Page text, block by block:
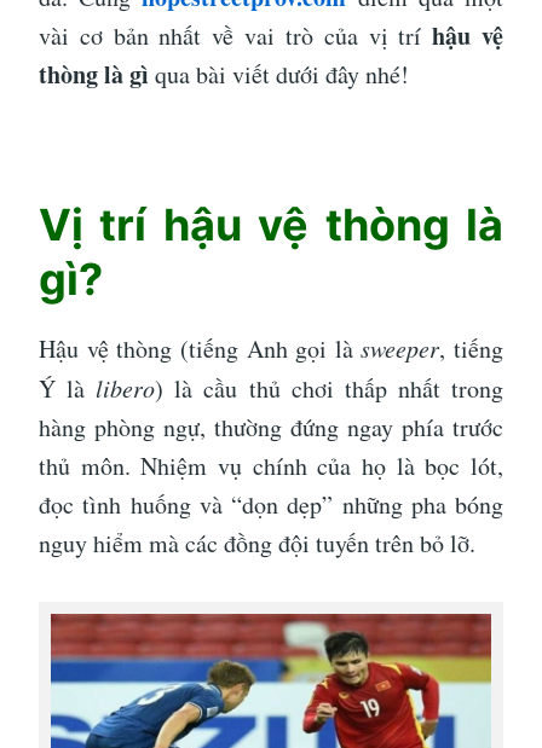
vài cơ bản nhất về vai trò của vị tríhậu vệ
thòng là gì qua bài viết dưới đây nhé!
Vị trí hậu vệ thòng là
gì?
Hậu vệ thòng (tiếng Anh gọi làsweeper, tiếng
Ý làlibero) là cầu thủ chơi thấp nhất trong
hàng phòng ngự, thường đứng ngay phía trước
thủ môn. Nhiệm vụ chính của họ là bọc lót,
đọc tình huống và “dọn dẹp” những pha bóng
nguy hiểm mà các đồng đội tuyến trên bỏ lỡ.